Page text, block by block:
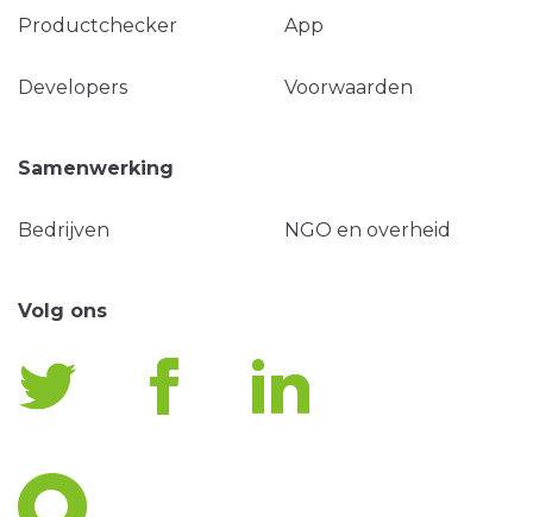
Productchecker App
Developers Voorwaarden
Samenwerking
Bedrijven NGO en overheid
Volg ons